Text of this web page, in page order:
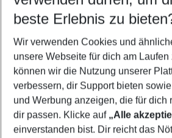
5-8 Nächte
2 Erwachsene Keine Kinder
Mehr Filter
beste Erlebnis zu
Wir verwenden Cookies und
unsere Webseite für dich am
können wir die Nutzung unserer
verbessern, dir Support bieten
und Werbung anzeigen, die für dich
dir passen. Klicke auf „Alle
einverstanden bist. Dir reicht das